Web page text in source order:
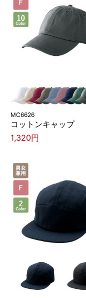
MC6626
コットンキャップ
1,320円